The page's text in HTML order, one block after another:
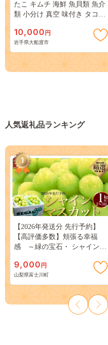
たこ キムチ 海鮮 魚貝類 魚介
類 小分け 真空 味付き タコ
切り身 バーベキュー BBQ ご
はん 夕飯 おかず おつまみ 晩
酌 海産物 海鮮 魚介 魚介類 大
船渡 三陸 岩手県 国産
[nomura012_2]
10,000 円
岩手県大船渡市
人気返礼品ランキング
1
【2026年発送分 先行予約】
【高評価多数】頬張る幸福
感 ～緑の宝石・ シャインマ
３房） フルーツ 山梨県産 果
物 くだもの シャイン マスカ
ット ぶどう ブドウ 葡萄 大粒
種なし 先行予約 富士川町
10000円 一万円 9000円 九千円
9,000 円
山梨県富士川町